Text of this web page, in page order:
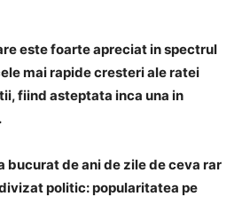
este foarte apreciat in spectrul
mai rapide cresteri ale ratei
fiind asteptata inca una in
bucurat de ani de zile de ceva rar
politic: popularitatea pe